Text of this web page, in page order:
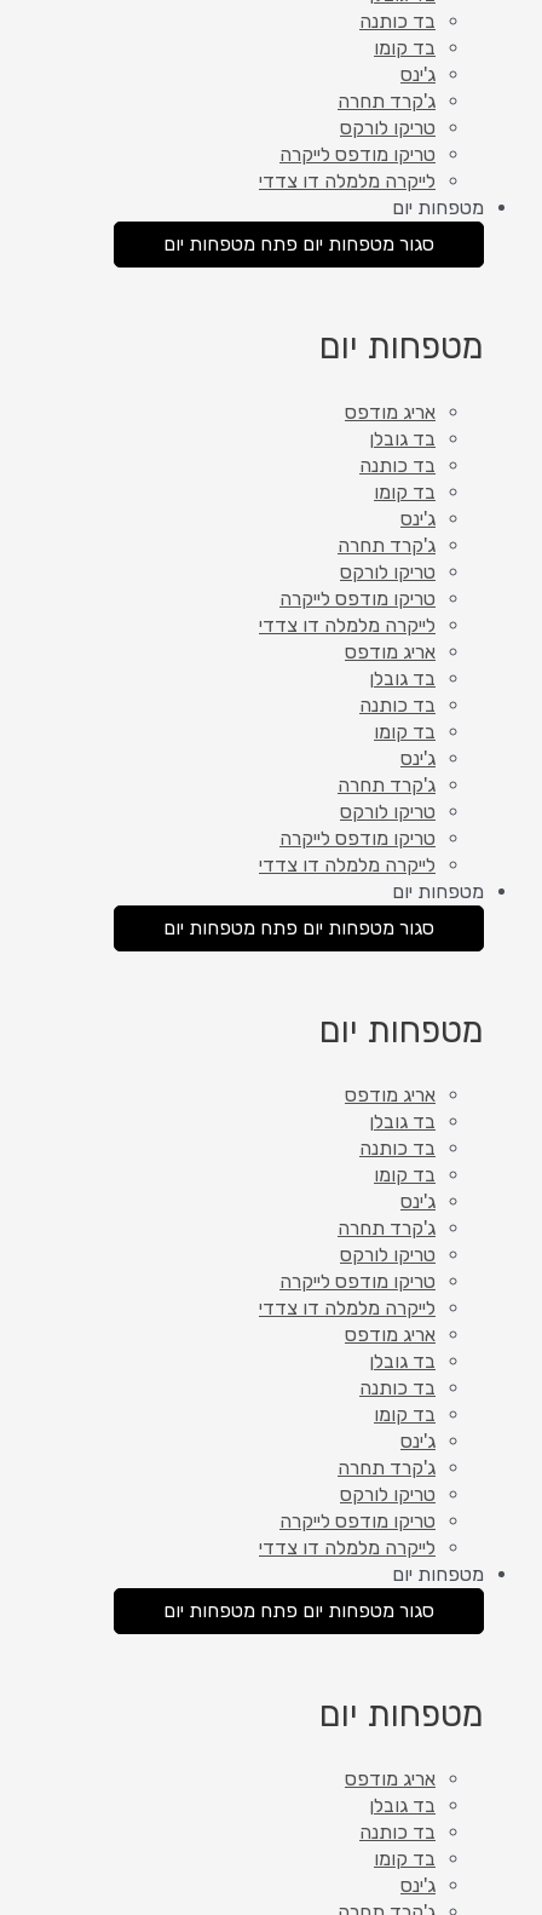
בד כותנה
בד קומו
ג'ינס
ג'קרד תחרה
טריקו לורקס
טריקו מודפס לייקרה
לייקרה מלמלה דו צדדי
מטפחות יום
סגור מטפחות יום פתח מטפחות יום
מטפחות יום
אריג מודפס
בד גובלן
בד כותנה
בד קומו
ג'ינס
ג'קרד תחרה
טריקו לורקס
טריקו מודפס לייקרה
לייקרה מלמלה דו צדדי
אריג מודפס
בד גובלן
בד כותנה
בד קומו
ג'ינס
ג'קרד תחרה
טריקו לורקס
טריקו מודפס לייקרה
לייקרה מלמלה דו צדדי
מטפחות יום
סגור מטפחות יום פתח מטפחות יום
מטפחות יום
אריג מודפס
בד גובלן
בד כותנה
בד קומו
ג'ינס
ג'קרד תחרה
טריקו לורקס
טריקו מודפס לייקרה
לייקרה מלמלה דו צדדי
אריג מודפס
בד גובלן
בד כותנה
בד קומו
ג'ינס
ג'קרד תחרה
טריקו לורקס
טריקו מודפס לייקרה
לייקרה מלמלה דו צדדי
מטפחות יום
סגור מטפחות יום פתח מטפחות יום
מטפחות יום
אריג מודפס
בד גובלן
בד כותנה
בד קומו
ג'ינס